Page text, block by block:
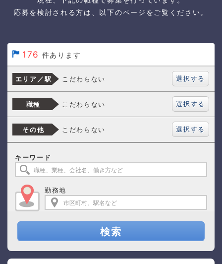
応募を検討される方は、以下のページをご覧ください。
176 件あります
エリア／駅 こだわらない 選択する
職種 こだわらない 選択する
その他 こだわらない 選択する
キーワード
勤務地
検索